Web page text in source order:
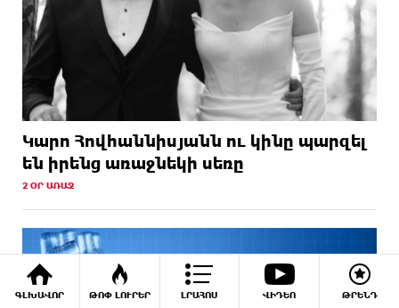
ԳԼԽԱՎՈՐ ԹՈՓ ԼՈՒՐԵՐ ԼՐԱՀՈՍ ՎԻԴԵՈ ԹՐԵՆԴ
Կարո Հովհաննիսյանն ու կինը պարզել
են իրենց առաջնեկի սեռը
2 ՕՐ ԱՌԱՋ